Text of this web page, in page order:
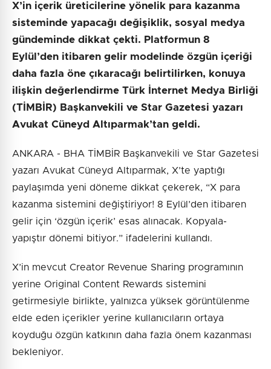
X’in içerik üreticilerine yönelik para kazanma
sisteminde yapacağı değişiklik, sosyal medya
gündeminde dikkat çekti. Platformun 8
Eylül’den itibaren gelir modelinde özgün içeriği
daha fazla öne çıkaracağı belirtilirken, konuya
ilişkin değerlendirme Türk İnternet Medya Birliği
(TİMBİR) Başkanvekili ve Star Gazetesi yazarı
Avukat Cüneyd Altıparmak’tan geldi.
ANKARA - BHA TİMBİR Başkanvekili ve Star Gazetesi
yazarı Avukat Cüneyd Altıparmak, X’te yaptığı
paylaşımda yeni döneme dikkat çekerek, “X para
kazanma sistemini değiştiriyor! 8 Eylül’den itibaren
gelir için ‘özgün içerik’ esas alınacak. Kopyala-
yapıştır dönemi bitiyor.” ifadelerini kullandı.
X’in mevcut Creator Revenue Sharing programının
yerine Original Content Rewards sistemini
getirmesiyle birlikte, yalnızca yüksek görüntülenme
elde eden içerikler yerine kullanıcıların ortaya
koyduğu özgün katkının daha fazla önem kazanması
bekleniyor.